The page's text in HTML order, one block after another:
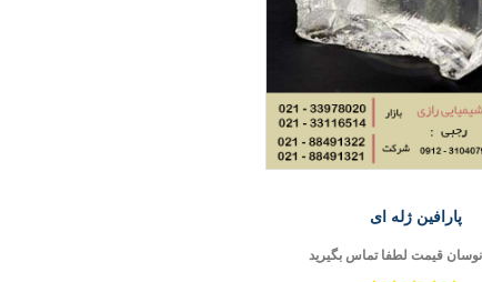
پارافین ژله ای
نوسان قیمت لطفا تماس بگیرید